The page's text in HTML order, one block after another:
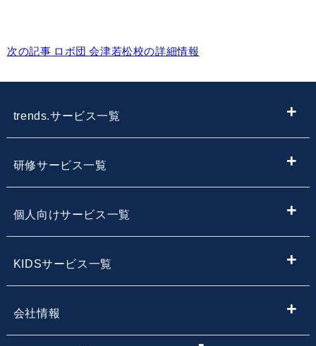
次の記事 ロボ団 会津若松校の詳細情報
trends.サービス一覧
子供向けプログラミング教室を探す
地域・エリア名から子供向けプログラミングスクールを
研修サービス一覧
【企業向け】DX社員研修 - 法人向け人材育成
個人向けサービス一覧
エンジニア転職コース
KIDSサービス一覧
会社情報